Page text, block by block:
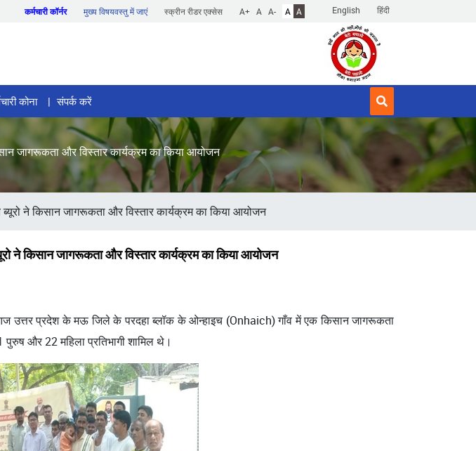
English हिंदी
कर्मचारी कॉर्नर मुख्य विषयवस्तु में जाएं स्क्रीन रीडर एक्सेस A+ A A- A A
कोना संपर्क करें
जागरूकता और विस्तार कार्यक्रम का किया आयोजन
ने किसान जागरूकता और विस्तार कार्यक्रम का किया आयोजन
ने किसान जागरूकता और विस्तार कार्यक्रम का किया आयोजन
उत्तर प्रदेश के मऊ जिले के परदहा ब्लॉक के ओन्हाइच (Onhaich) गाँव में एक किसान जागरूकता
और 22 महिला प्रतिभागी शामिल थे।